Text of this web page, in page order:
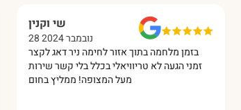
שי וקנין
28 נובמבר 2024
בזמן מלחמה בתוך אזור לחימה ניר דאג לקצר
זמני הגעה לא טריוויאלי בכלל בלי קשר שירות
מעל המצופה! ממליץ בחום